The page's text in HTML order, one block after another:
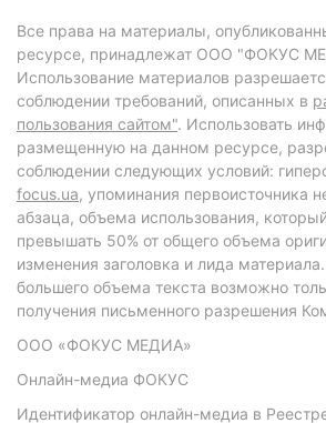
Все права на материалы,
ресурсе, принадлежат ООО "ФОКУС
Использование материалов
соблюдении требований, описанных в
пользования сайтом". Использовать
размещенную на данном ресурсе,
соблюдении следующих условий:
focus.ua, упоминания первоисточника
абзаца, объема использования,
превышать 50% от общего объема
изменения заголовка и лида
большего объема текста возможно
получения письменного разрешения
ООО «ФОКУС МЕДИА»
Онлайн-медиа ФОКУС
Идентификатор онлайн-медиа в